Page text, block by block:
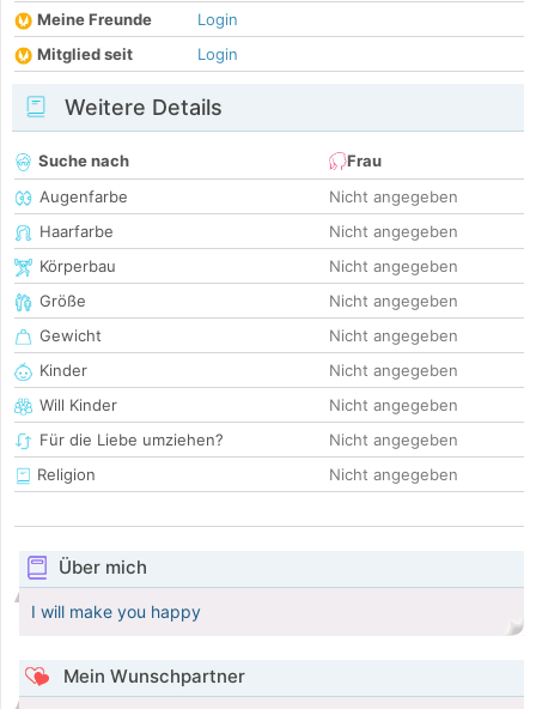
Meine Freunde
Login
Mitglied seit
Login
Weitere Details
Suche nach
Frau
Augenfarbe
Nicht angegeben
Haarfarbe
Nicht angegeben
Körperbau
Nicht angegeben
Größe
Nicht angegeben
Gewicht
Nicht angegeben
Kinder
Nicht angegeben
Will Kinder
Nicht angegeben
Für die Liebe umziehen?
Nicht angegeben
Religion
Nicht angegeben
Über mich
I will make you happy
Mein Wunschpartner